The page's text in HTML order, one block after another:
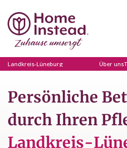
Landkreis-Lüneburg Über uns
Persönliche
durch Ihren
Landkreis-